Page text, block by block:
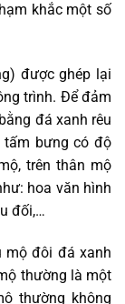
khắc một số
được ghép lại
trình. Để đảm
đá xanh rêu
tấm bưng có độ
trên thân mộ
hoa văn hình
đối,…
mộ đôi đá xanh
thường là một
thường không